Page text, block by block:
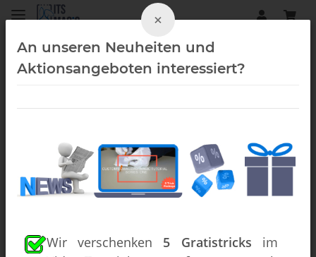
Kartentricks (Downloads)
×
An unseren Neuheiten und
Aktionsangeboten interessiert?
Wir verschenken 5 Gratistricks im